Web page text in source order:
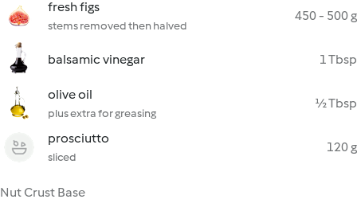
fresh figs
stems removed then halved
450 - 500 g
balsamic vinegar 1 Tbsp
olive oil
plus extra for greasing
½ Tbsp
prosciutto
sliced
120 g
Nut Crust Base